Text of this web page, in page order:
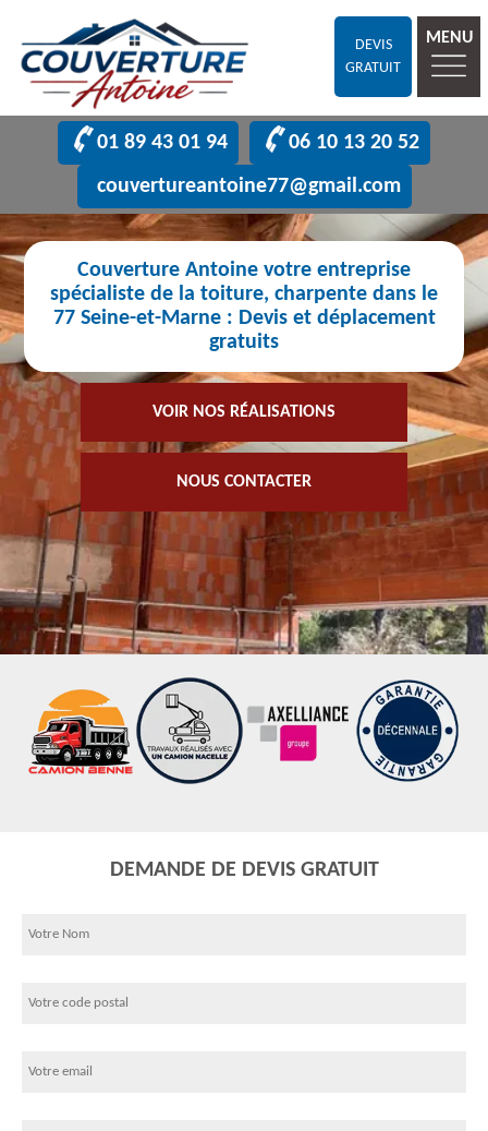
DEVIS
GRATUIT
MENU
01 89 43 01 94
06 10 13 20 52
couvertureantoine77@gmail.com
Couverture Antoine votre entreprise
spécialiste de la toiture, charpente dans le
77 Seine-et-Marne : Devis et déplacement
gratuits
VOIR NOS RÉALISATIONS
NOUS CONTACTER
DEMANDE DE DEVIS GRATUIT